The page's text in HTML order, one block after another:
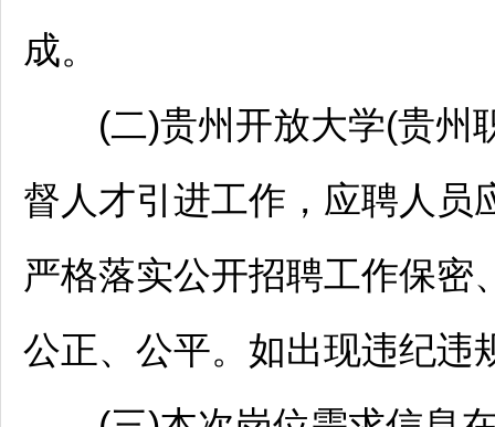
成。
(二)贵州开放大学(贵州
督人才引进工作，应聘人员
严格落实公开招聘工作保密
公正、公平。如出现违纪违